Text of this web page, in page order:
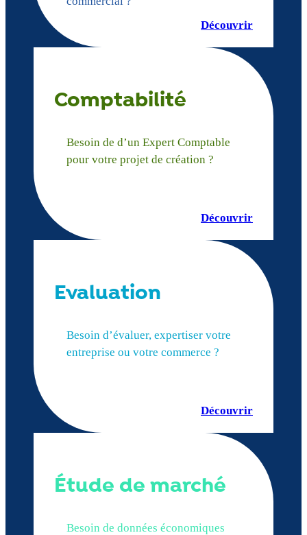
Découvrir
Comptabilité
Besoin de d’un Expert Comptable
pour votre projet de création ?
Découvrir
Evaluation
Besoin d’évaluer, expertiser votre
entreprise ou votre commerce ?
Découvrir
Étude de marché
Besoin de données économiques